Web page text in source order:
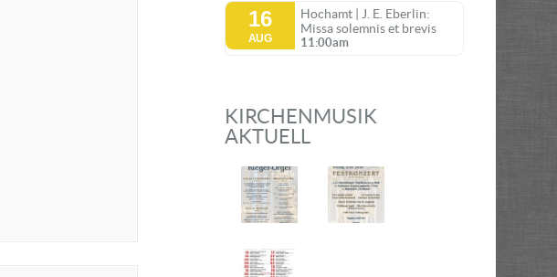
16
AUG
Hochamt | J. E. Eberlin:
Missa solemnis et brevis
11:00am
KIRCHENMUSIK
AKTUELL